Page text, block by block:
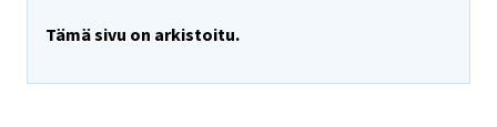
Tämä sivu on arkistoitu.